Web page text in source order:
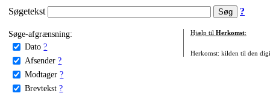
Søgetekst ?
Søge-afgrænsning:
Dato ?
Afsender ?
Modtager ?
Brevtekst ?
Hjælp til Herkomst:
Herkomst: kilden til den